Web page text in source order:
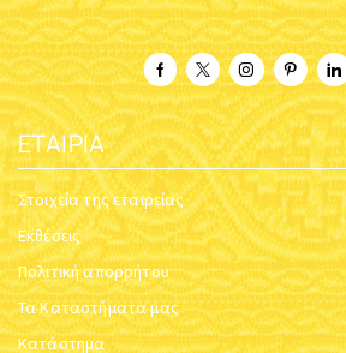
ΕΤΑΙΡΊΑ
Στοιχεία της εταιρείας
Εκθέσεις
Πολιτική απορρήτου
Τα Καταστήματα μας
Κατάστημα